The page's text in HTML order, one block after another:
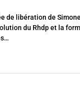
de libération de
du Rhdp et la